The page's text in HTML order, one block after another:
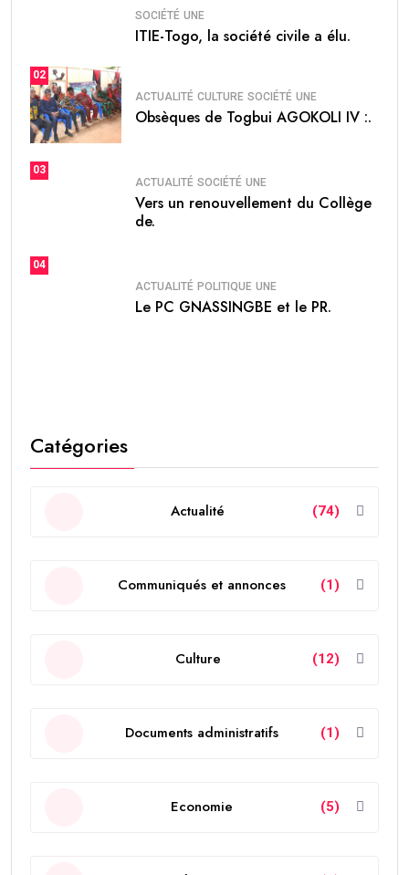
SOCIÉTÉ UNE
ITIE-Togo, la société civile a élu.
02
ACTUALITÉ CULTURE SOCIÉTÉ UNE
Obsèques de Togbui AGOKOLI IV :.
03
ACTUALITÉ SOCIÉTÉ UNE
Vers un renouvellement du Collège
de.
04
ACTUALITÉ POLITIQUE UNE
Le PC GNASSINGBE et le PR.
Catégories
Actualité (74)
Communiqués et annonces (1)
Culture (12)
Documents administratifs (1)
Economie (5)